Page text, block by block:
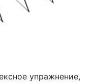
упражнение,